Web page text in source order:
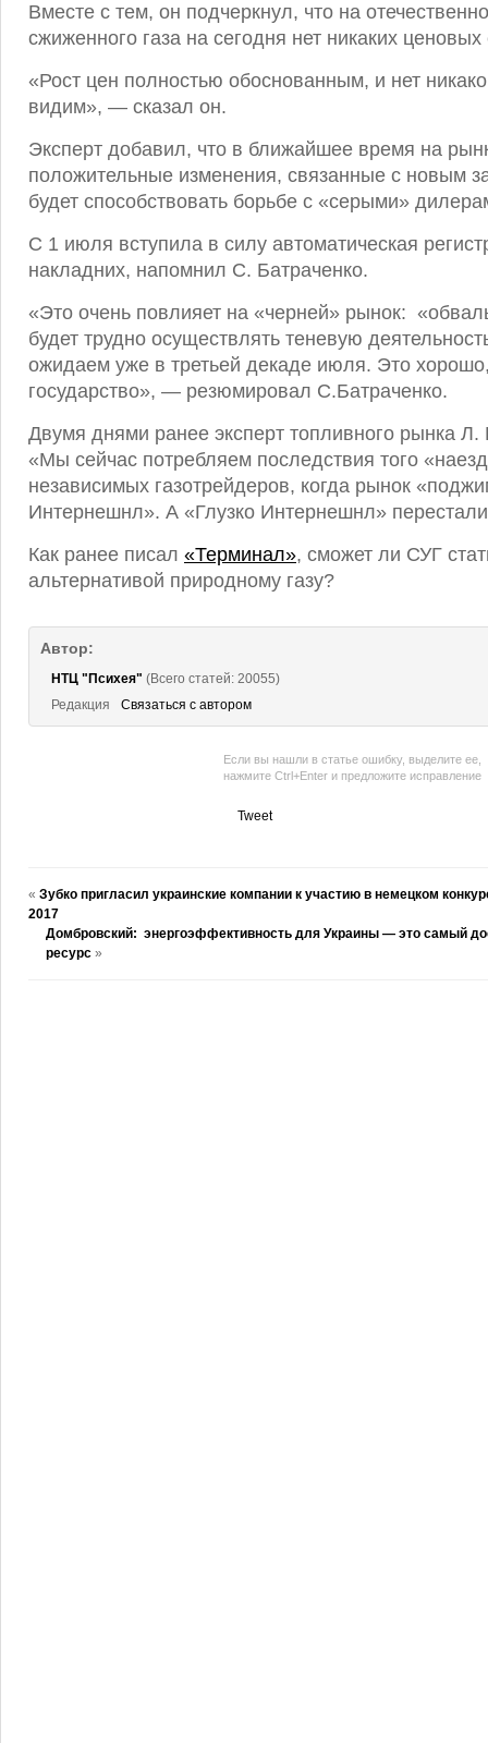
Вместе с тем, он подчеркнул, что на
сжиженного газа на сегодня нет никаких ценовых
«Рост цен полностью обоснованным, и нет
видим», — сказал он.
Эксперт добавил, что в ближайшее время на
положительные изменения, связанные с новым
будет способствовать борьбе с «серыми»
С 1 июля вступила в силу автоматическая
накладних, напомнил С. Батраченко.
«Это очень повлияет на «черней» рынок:
будет трудно осуществлять теневую
ожидаем уже в третьей декаде июля. Это
государство», — резюмировал С.Батраченко.
Двумя днями ранее эксперт топливного рынка
«Мы сейчас потребляем последствия того
независимых газотрейдеров, когда рынок
Интернешнл». А «Глузко Интернешнл»
Как ранее писал «Терминал», сможет ли СУГ
альтернативой природному газу?
Автор:
НТЦ "Психея" (Всего статей: 20055)
Редакция
Связаться с автором
Если вы нашли в статье ошибку, выделите ее,
нажмите Ctrl+Enter и предложите исправление
Tweet
« Зубко пригласил украинские компании к участию в немецком
2017
Домбровский: энергоэффективность для Украины — это самый
ресурс »